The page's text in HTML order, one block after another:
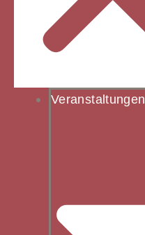
Veranstaltungen